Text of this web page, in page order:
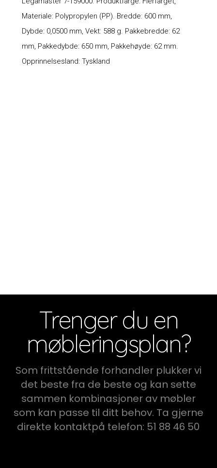
Materiale: Polypropylen (PP). Bredde: 600 mm,
Dybde: 0,0500 mm, Vekt: 588 g. Pakkebredde: 62
mm, Pakkedybde: 650 mm, Pakkehøyde: 62 mm.
Opprinnelsesland: Tyskland
Trenger du en
møbleringsplan?
Som frittstående forhandler plukker vi
det beste fra de beste og kan sette
sammen kombinasjoner av møbler
som kan passe til ditt behov. Ta gjerne
direkte kontaktpå telefon: 51 88 46 50